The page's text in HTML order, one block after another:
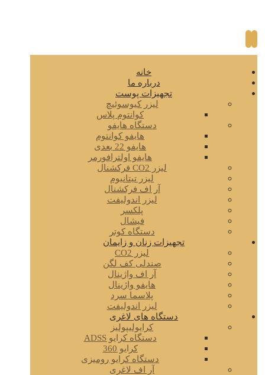
خانه
درباره ما
تجهیزات پوست
لیزر کیوسوئیچ
کوانتوم پلاس
دستگاه هایفو
هایفو کوانتوم
هایفو 22 بعدی
هایفو اولترافورمر
لیزر CO2 فرکشنال
لیزر تیتانیوم
آر اف فرکشنال
لیزر اندولیفت
پلکسر
فیشال
دستگاه کوتر
تجهیزات زنان و زایمان
لیزر CO2
صندلی کف لگن
آر اف واژینال
هایفو واژینال
پلاسما سرد
لیزر اندولیفت
دستگاه های لاغری
کرایولیپولیز
دستگاه کرایو ADSS
کرایو 360
دستگاه کرایو رومیزی
آر اف لاغری